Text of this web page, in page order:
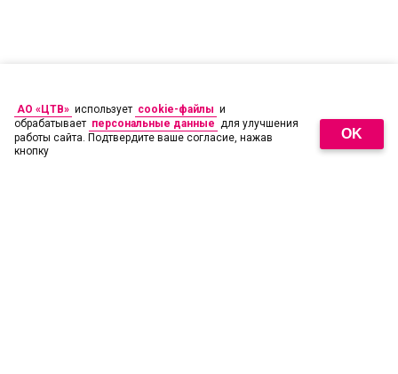
АО «ЦТВ» использует cookie-файлы и
обрабатывает персональные данные для улучшения
работы сайта. Подтвердите ваше согласие, нажав
кнопку
OK